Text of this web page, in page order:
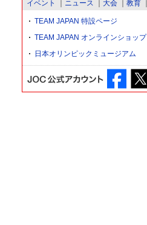
イベント ニュース 大会 教育
TEAM JAPAN 特設ページ
TEAM JAPAN オンラインショップ
日本オリンピックミュージアム